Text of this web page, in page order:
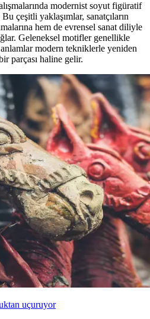
modernist soyut figüratif
çeşitli yaklaşımlar, sanatçıların
hem de evrensel sanat diliyle
Geleneksel motifler genellikle
modern tekniklerle yeniden
parçası haline gelir.
uçuruyor